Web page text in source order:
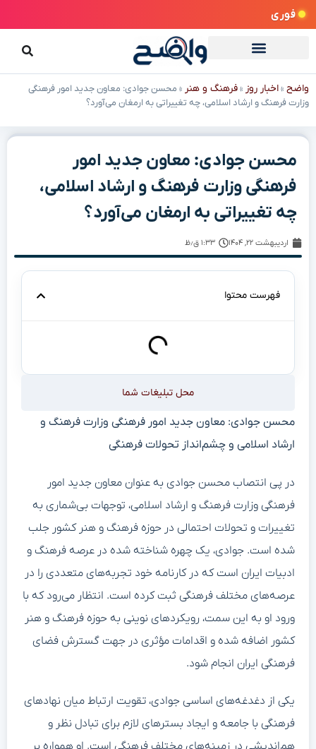
فوری
واضح »اخبار روز »فرهنگ و هنر » محسن جوادی: معاون جدید امور فرهنگی
وزارت فرهنگ و ارشاد اسلامی، چه تغییراتی به ارمغان می‌آورد؟
محسن جوادی: معاون جدید امور
فرهنگی وزارت فرهنگ و ارشاد اسلامی،
چه تغییراتی به ارمغان می‌آورد؟
اردیبهشت ۲۲, ۱۴۰۴ ۱:۳۳ ق٫ظ
فهرست محتوا
محل تبلیغات شما
محسن جوادی: معاون جدید امور فرهنگی وزارت فرهنگ و
ارشاد اسلامی و چشم‌انداز تحولات فرهنگی
در پی انتصاب محسن جوادی به عنوان معاون جدید امور
فرهنگی وزارت فرهنگ و ارشاد اسلامی، توجهات بی‌شماری به
تغییرات و تحولات احتمالی در حوزه فرهنگ و هنر کشور جلب
شده است. جوادی، یک چهره شناخته شده در عرصه فرهنگ و
ادبیات ایران است که در کارنامه خود تجربه‌های متعددی را در
عرصه‌های مختلف فرهنگی ثبت کرده است. انتظار می‌رود که با
ورود او به این سمت، رویکردهای نوینی به حوزه فرهنگ و هنر
کشور اضافه شده و اقدامات مؤثری در جهت گسترش فضای
فرهنگی ایران انجام شود.
یکی از دغدغه‌های اساسی جوادی، تقویت ارتباط میان نهادهای
فرهنگی با جامعه و ایجاد بسترهای لازم برای تبادل نظر و